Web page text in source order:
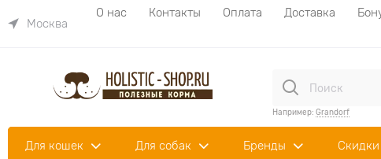
Москва
О нас Контакты Оплата Доставка
Например: Grandorf
Для кошек Для собак Бренды